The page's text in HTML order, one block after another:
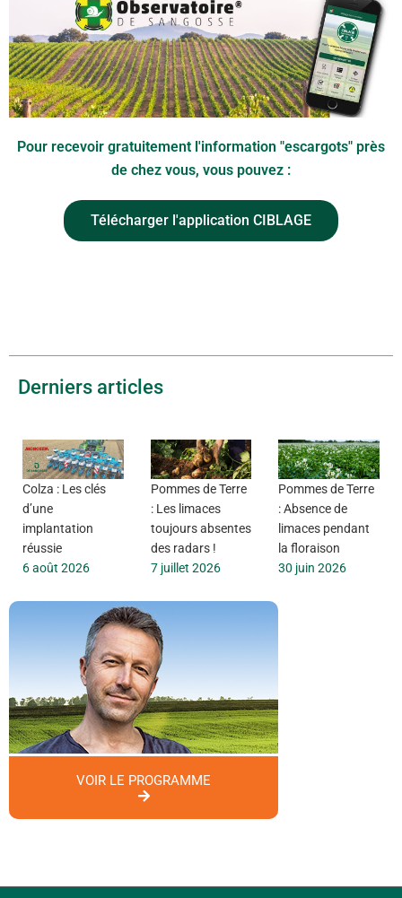
Pour recevoir gratuitement l'information "escargots" près
de chez vous, vous pouvez :
Télécharger l'application CIBLAGE
Derniers articles
Colza : Les clés
d’une
implantation
réussie
6 août 2026
Pommes de Terre
: Les limaces
toujours absentes
des radars !
7 juillet 2026
Pommes de Terre
: Absence de
limaces pendant
la floraison
30 juin 2026
VOIR LE PROGRAMME